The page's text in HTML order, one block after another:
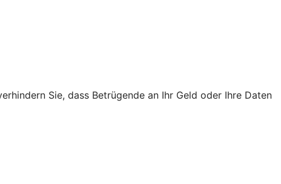
Sie, dass Betrügende an Ihr Geld oder Ihre Daten